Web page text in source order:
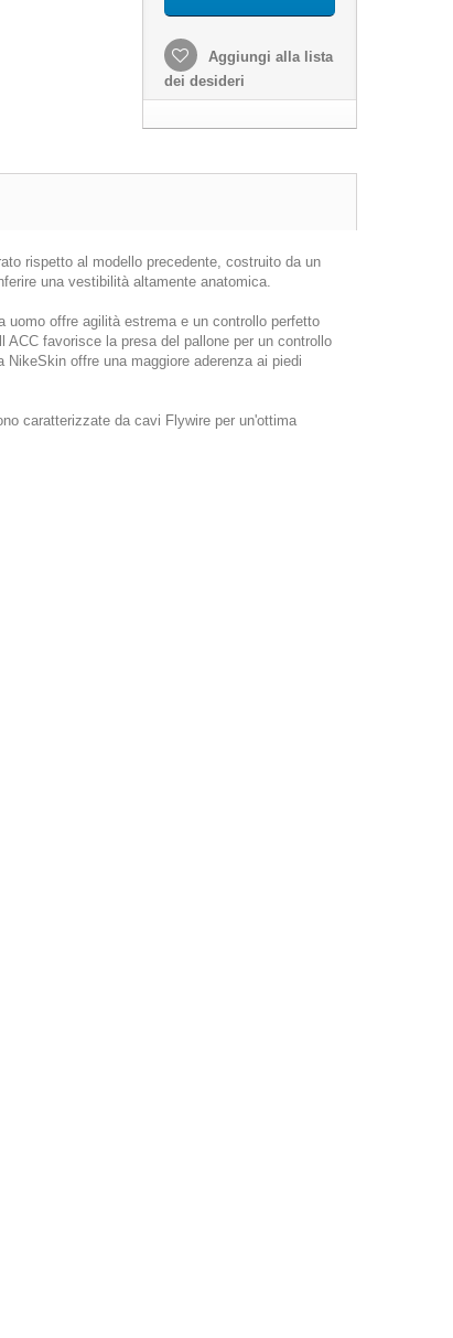
Aggiungi alla lista
dei desideri
rispetto al modello precedente, costruito da un
una vestibilità altamente anatomica.
uomo offre agilità estrema e un controllo perfetto
favorisce la presa del pallone per un controllo
NikeSkin offre una maggiore aderenza ai piedi
caratterizzate da cavi Flywire per un'ottima